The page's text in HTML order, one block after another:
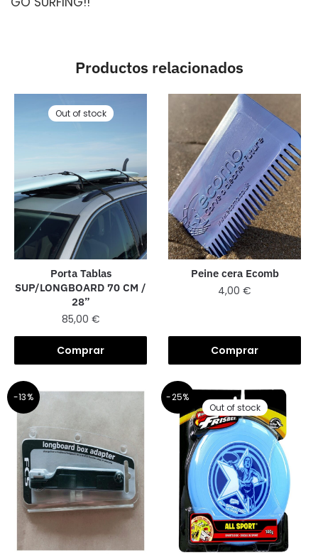
Productos relacionados
Out of stock
Porta Tablas
SUP/LONGBOARD 70 CM /
28”
85,00 €
Comprar
Peine cera Ecomb
4,00€
Comprar
-13%
-25%
Out of stock